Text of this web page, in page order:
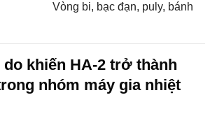
bi, bạc đạn, puly, bánh
khiến HA-2 trở thành
nhóm máy gia nhiệt